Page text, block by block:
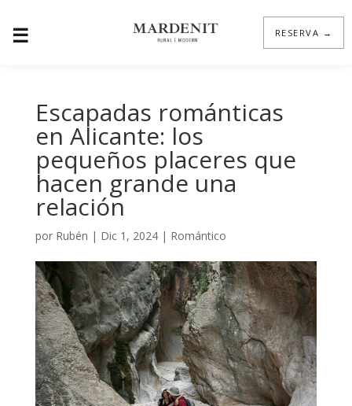
☰ RESERVA →
Escapadas románticas
en Alicante: los
pequeños placeres que
hacen grande una
relación
por Rubén | Dic 1, 2024| Romántico